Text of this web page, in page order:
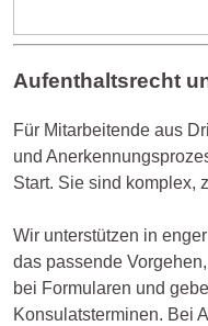
Aufenthaltsrecht
Für Mitarbeitende aus
und
Start. Sie sind komplex,
Wir unterstützen in
das passende
bei Formularen und
Konsulatsterminen. Bei